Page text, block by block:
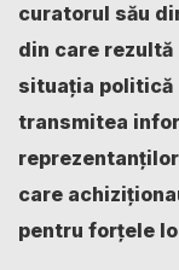
curatorul său
din care
situația politică
transmitea
care
pentru forțele